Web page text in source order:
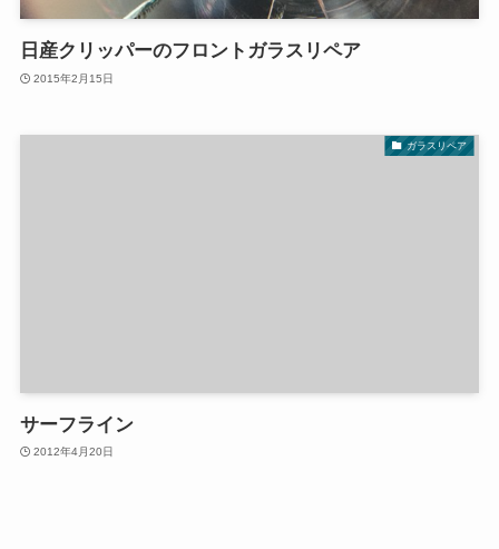
日産クリッパーのフロントガラスリペア
2015年2月15日
ガラスリペア
サーフライン
2012年4月20日